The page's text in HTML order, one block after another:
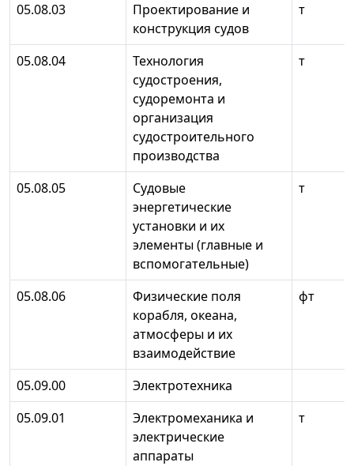
05.08.03
Проектирование и
конструкция судов
т
05.08.04
Технология
судостроения,
судоремонта и
организация
судостроительного
производства
т
05.08.05
Судовые
энергетические
установки и их
элементы (главные и
вспомогательные)
т
05.08.06
Физические поля
корабля, океана,
атмосферы и их
взаимодействие
фт
05.09.00
Электротехника
05.09.01
Электромеханика и
электрические
аппараты
т